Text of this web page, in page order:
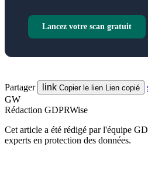
Lancez votre scan gratuit
Partager link Copier le lien Lien copié
GW
Rédaction GDPRWise
Cet article a été rédigé par l'équipe
experts en protection des données.